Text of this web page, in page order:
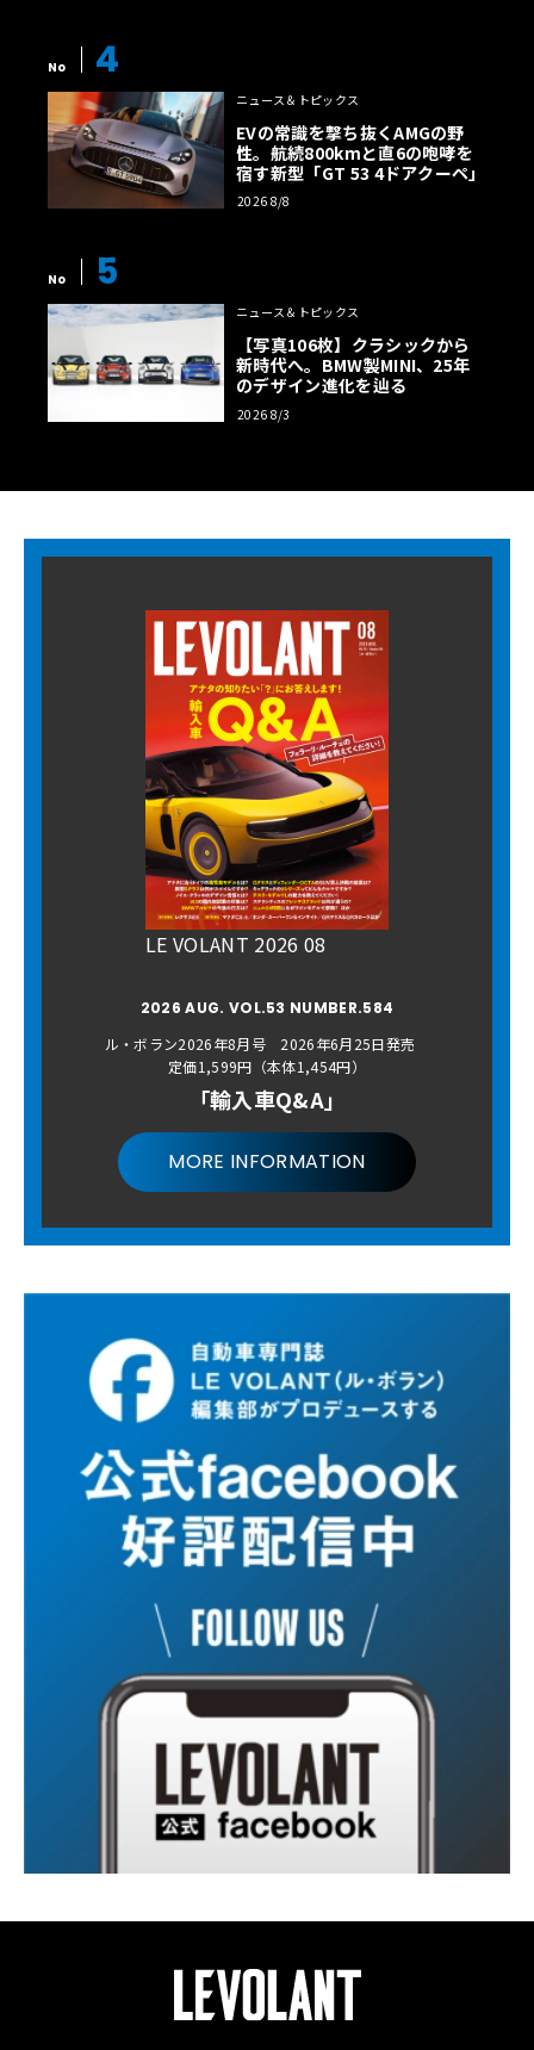
No 4
ニュース＆トピックス
EVの常識を撃ち抜くAMGの野
性。航続800kmと直6の咆哮を
宿す新型「GT 53 4ドアクーペ」
2026 8/8
No 5
ニュース＆トピックス
【写真106枚】クラシックから
新時代へ。BMW製MINI、25年
のデザイン進化を辿る
2026 8/3
LE VOLANT 2026 08
2026 AUG. VOL.53 NUMBER.584
ル・ボラン2026年8月号 2026年6月25日発売
定価1,599円（本体1,454円）
「輸入車Q&A」
MORE INFORMATION